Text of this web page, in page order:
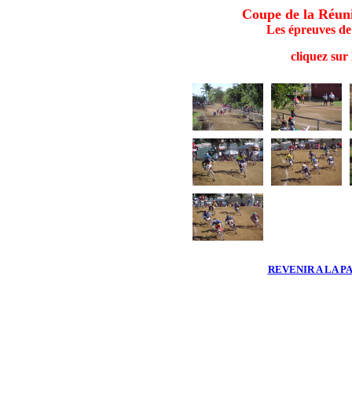
Coupe de la
Les épreuves
cliquez
REVENIR A LA